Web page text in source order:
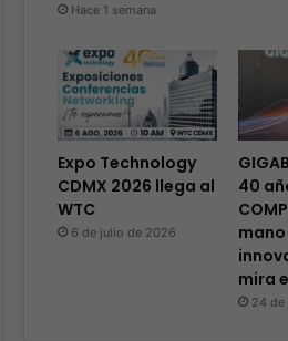
Hace 1 semana
Expo Technology
CDMX 2026 llega al
WTC
6 de julio de 2026
40
mira
24 de